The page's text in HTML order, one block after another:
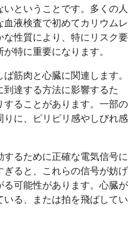
ということです。多くの人
液検査で初めてカリウムレ
性質により、特にリスク要
特に重要になります。
筋肉と心臓に関連します。
達する方法に影響するた
ることがあります。一部の
りに、ピリピリ感やしびれ感
るために正確な電気信号に
ると、これらの信号が妨げ
る可能性があります。心臓が
る、または拍を飛ばしてい